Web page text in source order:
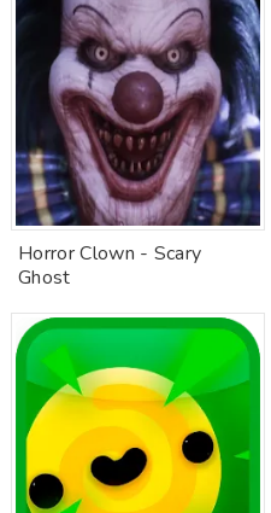
Horror Clown - Scary
Ghost